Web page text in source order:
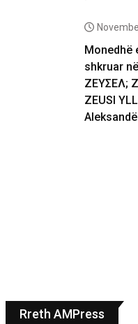
Monedhë
shkruar
ΖΕΥΣΕΛ;
ZEUSI
Rreth AMPress